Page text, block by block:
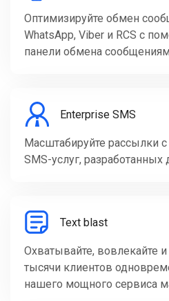
Оптимизируйте обмен
WhatsApp, Viber и RCS с
панели обмена
Enterprise SMS
Масштабируйте
SMS-услуг, разработанных
Text blast
Охватывайте, вовлекайте и
тысячи клиентов
нашего мощного сервиса